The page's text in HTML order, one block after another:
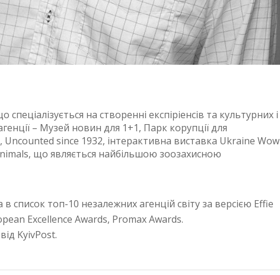
на створенні експіріенсів та культурних і
– Музей новин для 1+1, Парк корупції для
Uncounted since 1932, інтерактивна виставка Ukraine Wow
що являється найбільшою зоозахисною
список топ-10 незалежних агенцій світу за версією Effie
Excellence Awards, Promax Awards.
KyivPost.